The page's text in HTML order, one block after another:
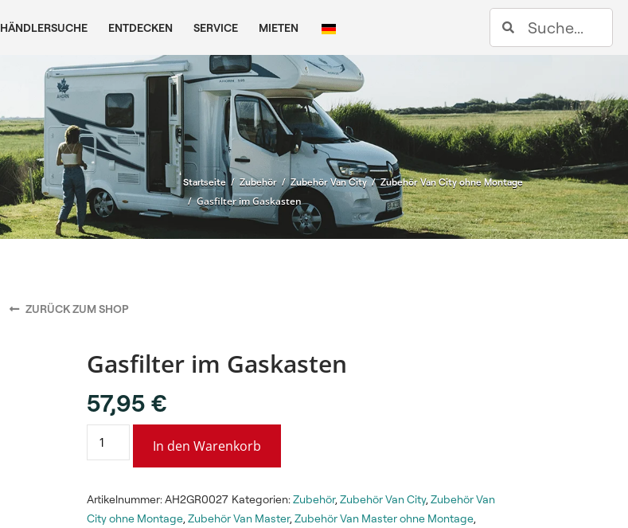
HÄNDLERSUCHE ENTDECKEN SERVICE MIETEN
Startseite/ Zubehör/Zubehör Van City/Zubehör Van City ohne Montage
/ Gasfilter im Gaskasten
ZURÜCK ZUM SHOP
Gasfilter im Gaskasten
57,95 €
In den Warenkorb
Artikelnummer:AH2GR0027 Kategorien:Zubehör, Zubehör Van City, Zubehör Van
City ohne Montage, Zubehör Van Master, Zubehör Van Master ohne Montage,